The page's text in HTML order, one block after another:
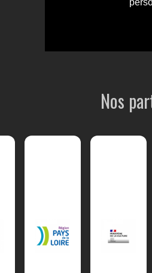
Nos